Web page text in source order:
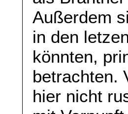
Außerdem
in den
könnten,
betrachten.
hier nicht